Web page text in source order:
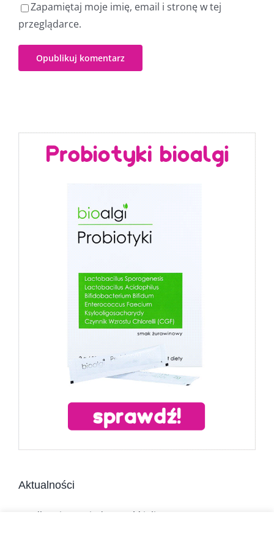
Zapamiętaj moje imię, email i stronę w tej
przeglądarce.
Aktualności
Jadłospis na niedrożność jelit